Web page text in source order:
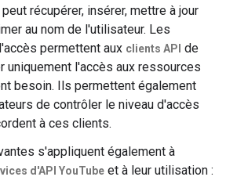
peut récupérer, insérer, mettre à jour
au nom de l'utilisateur. Les
permettent aux clients API de
uniquement l'accès aux ressources
besoin. Ils permettent également
de contrôler le niveau d'accès
à ces clients.
s'appliquent également à
d'API YouTube et à leur utilisation :